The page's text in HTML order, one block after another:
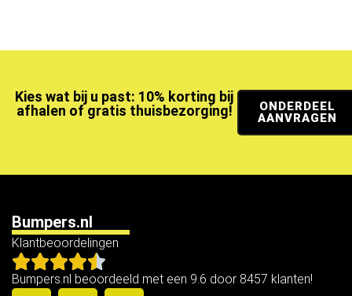
Kies wat bij u past: 10% korting bij
afhalen of gratis thuisbezorging!
ONDERDEEL
AANVRAGEN
Bumpers.nl
Klantbeoordelingen
Bumpers.nl beoordeeld met een 9.6 door 8457 klanten!